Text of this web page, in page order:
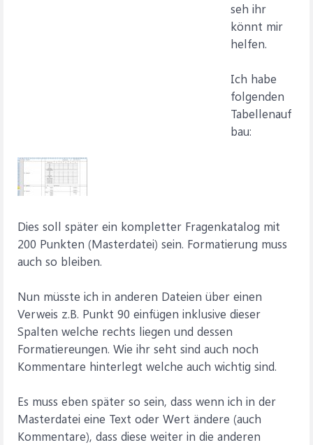
seh ihr
könnt mir
helfen.
Ich habe
folgenden
Tabellenauf
bau:
Dies soll später ein kompletter Fragenkatalog mit
200 Punkten (Masterdatei) sein. Formatierung muss
auch so bleiben.
Nun müsste ich in anderen Dateien über einen
Verweis z.B. Punkt 90 einfügen inklusive dieser
Spalten welche rechts liegen und dessen
Formatiereungen. Wie ihr seht sind auch noch
Kommentare hinterlegt welche auch wichtig sind.
Es muss eben später so sein, dass wenn ich in der
Masterdatei eine Text oder Wert ändere (auch
Kommentare), dass diese weiter in die anderen